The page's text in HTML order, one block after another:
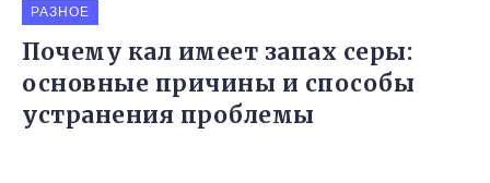
РАЗНОЕ
Почему кал имеет запах серы:
основные причины и способы
устранения проблемы